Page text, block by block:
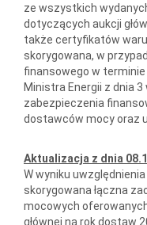
ze wszystkich
dotyczących aukcji
także certyfikatów
skorygowana, w
finansowego w
Ministra Energii z dnia
zabezpieczenia
dostawców mocy oraz
Aktualizacja z dnia
W wyniku
skorygowana łączna
mocowych
głównej na rok dostaw